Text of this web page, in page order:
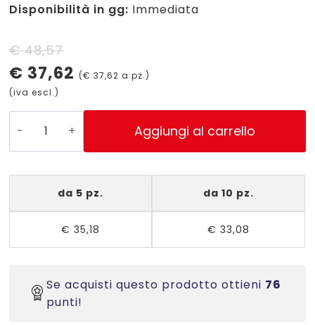
Disponibilità in gg: Immediata
€48,57
Il
prezzo
originale
era:
€ 48,57.
€ 37,62 (€ 37,62 a pz.)
Il
prezzo
attuale
è:
€ 37,62.
(iva escl.)
L4778-
Etichette
poliestere
bianco
-
Laser
-
Aggiungi al carrello
da 5 pz. da 10 pz.
€ 35,18 € 33,08
Se acquisti questo prodotto ottieni 76
punti!